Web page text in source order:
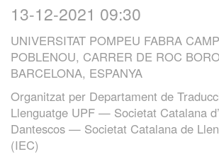
13-12-2021 09:30
UNIVERSITAT POMPEU FABRA
POBLENOU, CARRER DE ROC
BARCELONA, ESPANYA
Organitzat per Departament de
Llenguatge UPF — Societat Catalana
Dantescos — Societat Catalana de
(IEC)